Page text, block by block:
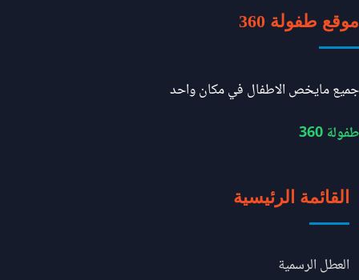
موقع طفولة 360
جميع مايخص الاطفال في مكان واحد
طفولة 360
القائمة الرئيسية
العطل الرسمية